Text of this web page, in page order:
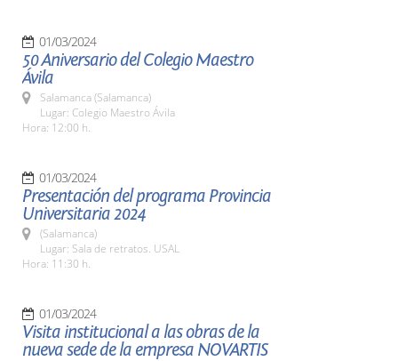
01/03/2024
50 Aniversario del Colegio Maestro
Ávila
Salamanca (Salamanca)
Lugar: Colegio Maestro Ávila
Hora: 12:00 h.
01/03/2024
Presentación del programa Provincia
Universitaria 2024
(Salamanca)
Lugar: Sala de retratos. USAL
Hora: 11:30 h.
01/03/2024
Visita institucional a las obras de la
nueva sede de la empresa NOVARTIS